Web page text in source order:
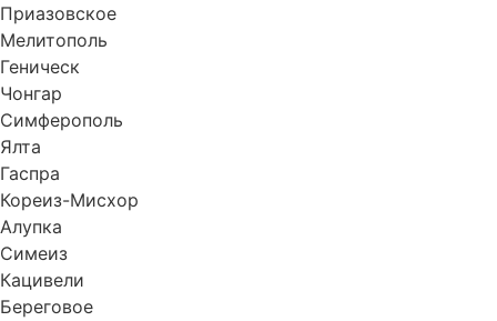
Приазовское
Мелитополь
Геническ
Чонгар
Симферополь
Ялта
Гаспра
Кореиз-Мисхор
Алупка
Симеиз
Кацивели
Береговое